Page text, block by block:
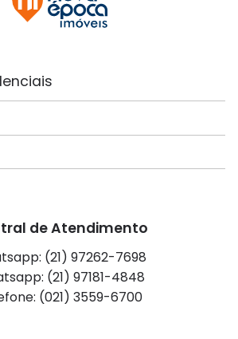
de Atendimento
(21) 97262-7698
(21) 97181-4848
(021) 3559-6700